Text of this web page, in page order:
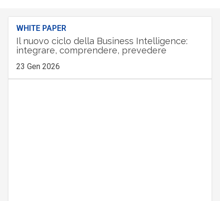
WHITE PAPER
Il nuovo ciclo della Business Intelligence:
integrare, comprendere, prevedere
23 Gen 2026